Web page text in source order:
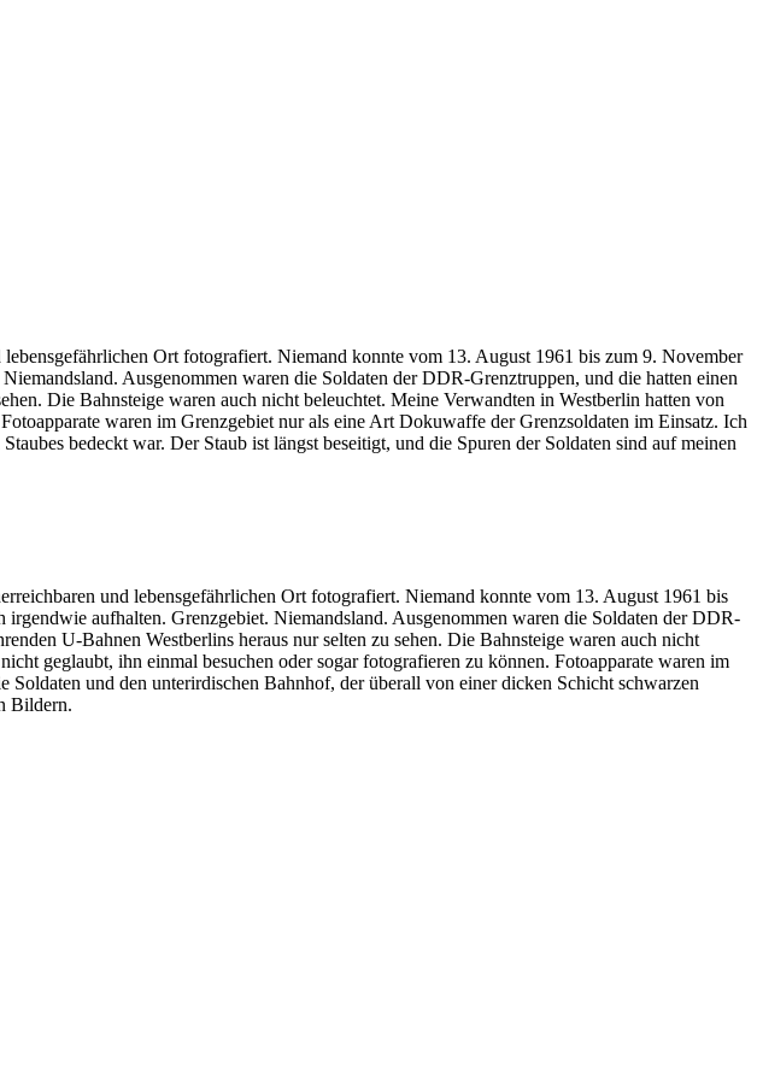
Ort fotografiert. Niemand konnte vom 13. August 1961 bis zum 9. November
Ausgenommen waren die Soldaten der DDR-Grenztruppen, und die hatten einen
Die Bahnsteige waren auch nicht beleuchtet. Meine Verwandten in Westberlin hatten von
waren im Grenzgebiet nur als eine Art Dokuwaffe der Grenzsoldaten im Einsatz. Ich
bedeckt war. Der Staub ist längst beseitigt, und die Spuren der Soldaten sind auf meinen
und lebensgefährlichen Ort fotografiert. Niemand konnte vom 13. August 1961 bis
aufhalten. Grenzgebiet. Niemandsland. Ausgenommen waren die Soldaten der DDR-
U-Bahnen Westberlins heraus nur selten zu sehen. Die Bahnsteige waren auch nicht
geglaubt, ihn einmal besuchen oder sogar fotografieren zu können. Fotoapparate waren im
und den unterirdischen Bahnhof, der überall von einer dicken Schicht schwarzen
Bildern.